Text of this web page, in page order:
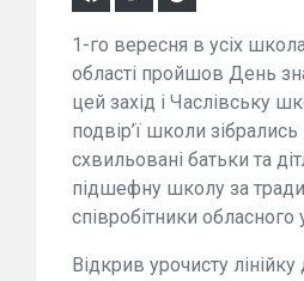
1-го вересня в усіх
області пройшов День
цей захід і Часлівську
подвір’ї школи зібрались
схвильовані батьки та
підшефну школу за
співробітники
Відкрив урочисту